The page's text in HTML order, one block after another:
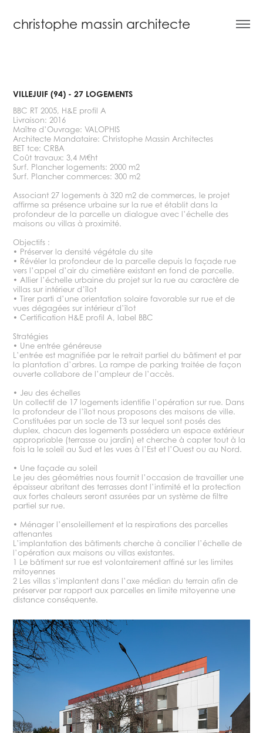
christophe massin architecte
VILLEJUIF (94) - 27 LOGEMENTS
BBC RT 2005, H&E profil A
Livraison: 2016
Maître d’Ouvrage: VALOPHIS
Architecte Mandataire: Christophe Massin Architectes
BET tce: CRBA
Coût travaux: 3,4 M€ht
Surf. Plancher logements: 2000 m2
Surf. Plancher commerces: 300 m2
Associant 27 logements à 320 m2 de commerces, le projet
affirme sa présence urbaine sur la rue et établit dans la
profondeur de la parcelle un dialogue avec l’échelle des
maisons ou villas à proximité.
Objectifs :
• Préserver la densité végétale du site
• Révéler la profondeur de la parcelle depuis la façade rue
vers l’appel d’air du cimetière existant en fond de parcelle.
• Allier l’échelle urbaine du projet sur la rue au caractère de
villas sur intérieur d’îlot
• Tirer parti d’une orientation solaire favorable sur rue et de
vues dégagées sur intérieur d’îlot
• Certification H&E profil A, label BBC
Stratégies
• Une entrée généreuse
L’entrée est magnifiée par le retrait partiel du bâtiment et par
la plantation d’arbres. La rampe de parking traitée de façon
ouverte collabore de l’ampleur de l’accès.
• Jeu des échelles
Un collectif de 17 logements identifie l’opération sur rue. Dans
la profondeur de l’îlot nous proposons des maisons de ville.
Constituées par un socle de T3 sur lequel sont posés des
duplex, chacun des logements possédera un espace extérieur
appropriable (terrasse ou jardin) et cherche à capter tout à la
fois la le soleil au Sud et les vues à l’Est et l’Ouest ou au Nord.
• Une façade au soleil
Le jeu des géométries nous fournit l’occasion de travailler une
épaisseur abritant des terrasses dont l’intimité et la protection
aux fortes chaleurs seront assurées par un système de filtre
partiel sur rue.
• Ménager l’ensoleillement et la respirations des parcelles
attenantes
L’implantation des bâtiments cherche à concilier l’échelle de
l’opération aux maisons ou villas existantes.
1 Le bâtiment sur rue est volontairement affiné sur les limites
mitoyennes
2 Les villas s’implantent dans l’axe médian du terrain afin de
préserver par rapport aux parcelles en limite mitoyenne une